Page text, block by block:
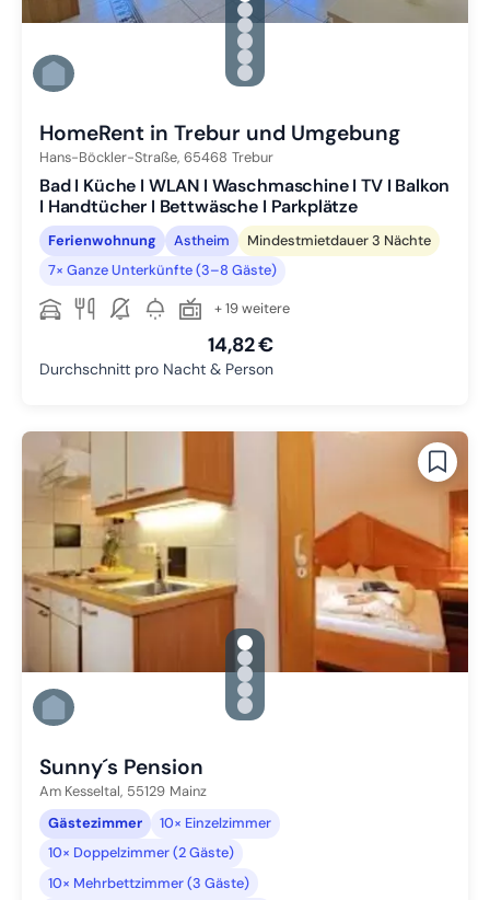
Zu Slide 1 wechseln
Zu Slide 2 wechseln
Zu Slide 3 wechseln
Zu Slide 4 wechseln
Zu Slide 5 wechseln
Zu Slide 6 wechseln
HomeRent in Trebur und Umgebung
Hans-Böckler-Straße, 65468 Trebur
Bad I Küche I WLAN I Waschmaschine I TV I Balkon
I Handtücher I Bettwäsche I Parkplätze
Ferienwohnung Astheim
Mindestmietdauer 3 Nächte
7× Ganze Unterkünfte (3–8 Gäste)
+ 19 weitere
14,82 €
Durchschnitt pro Nacht & Person
gallery.slide_selector
Zu Slide 1 wechseln
Zu Slide 2 wechseln
Zu Slide 3 wechseln
Zu Slide 4 wechseln
Zu Slide 5 wechseln
Sunny´s Pension
Am Kesseltal, 55129 Mainz
Gästezimmer
10× Einzelzimmer
10× Doppelzimmer (2 Gäste)
10× Mehrbettzimmer (3 Gäste)